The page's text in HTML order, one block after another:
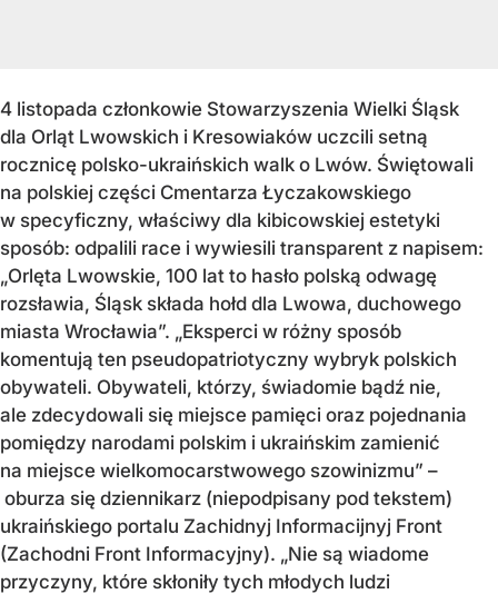
4 listopada członkowie Stowarzyszenia Wielki Śląsk
dla Orląt Lwowskich i Kresowiaków uczcili setną
rocznicę polsko-ukraińskich walk o Lwów. Świętowali
na polskiej części Cmentarza Łyczakowskiego
w specyficzny, właściwy dla kibicowskiej estetyki
sposób: odpalili race i wywiesili transparent z napisem:
„Orlęta Lwowskie, 100 lat to hasło polską odwagę
rozsławia, Śląsk składa hołd dla Lwowa, duchowego
miasta Wrocławia”. „Eksperci w różny sposób
komentują ten pseudopatriotyczny wybryk polskich
obywateli. Obywateli, którzy, świadomie bądź nie,
ale zdecydowali się miejsce pamięci oraz pojednania
pomiędzy narodami polskim i ukraińskim zamienić
na miejsce wielkomocarstwowego szowinizmu” –
oburza się dziennikarz (niepodpisany pod tekstem)
ukraińskiego portalu Zachidnyj Informacijnyj Front
(Zachodni Front Informacyjny). „Nie są wiadome
przyczyny, które skłoniły tych młodych ludzi